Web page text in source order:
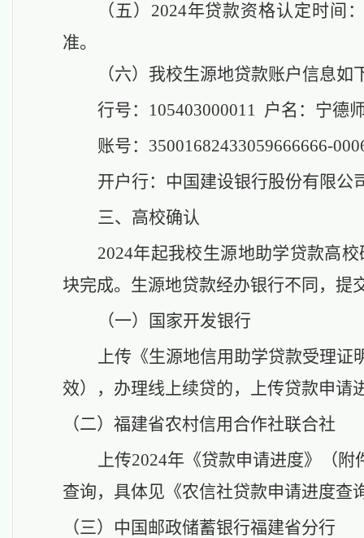
（五） 2024年贷款资格认定时间
准。
（六） 我校生源地贷款账户信息如
行号： 105403000011 户名：宁德
账号： 35001682433059666666-
开户行：中国建设银行股份有限公
三、 高校确认
2024年起我校生源地助学贷款高
块完成。 生源地贷款经办银行不同，提
（一）国家开发银行
上传《生源地信用助学贷款受理证
效），办理线上续贷的，上传贷款申请
（二） 福建省农村信用合作社联合社
上传2024年《贷款申请进度》（附
查询，具体见《农信社贷款申请进度查
（三） 中国邮政储蓄银行福建省分行